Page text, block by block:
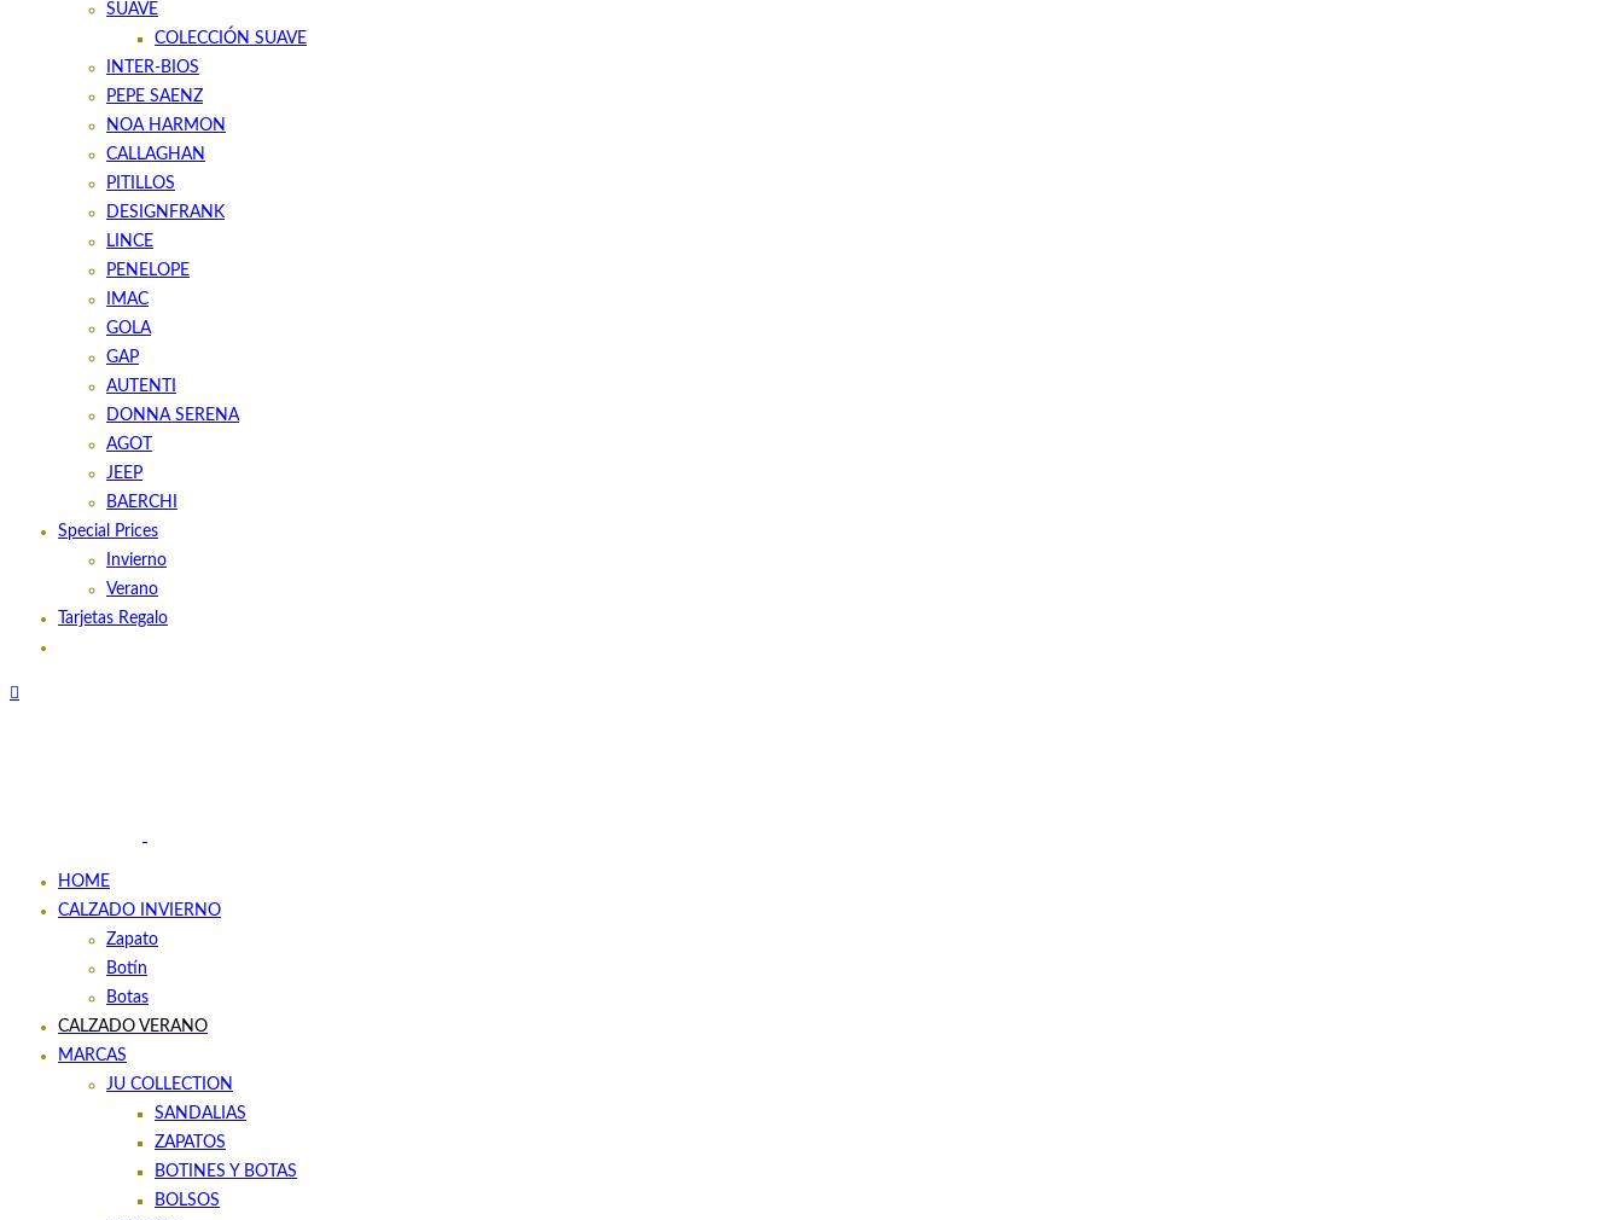
SUAVE
COLECCIÓN SUAVE
INTER-BIOS
PEPE SAENZ
NOA HARMON
CALLAGHAN
PITILLOS
DESIGNFRANK
LINCE
PENELOPE
IMAC
GOLA
GAP
AUTENTI
DONNA SERENA
AGOT
JEEP
BAERCHI
Special Prices
Invierno
Verano
Tarjetas Regalo
HOME
CALZADO INVIERNO
Zapato
Botín
Botas
CALZADO VERANO
MARCAS
JU COLLECTION
SANDALIAS
ZAPATOS
BOTINES Y BOTAS
BOLSOS